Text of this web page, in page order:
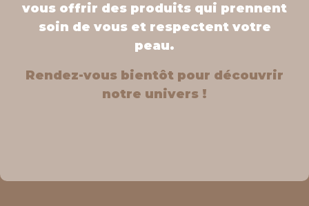
vous offrir des produits qui prennent
soin de vous et respectent votre
peau.
Rendez-vous bientôt pour découvrir
notre univers !